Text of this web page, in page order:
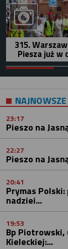
315.
Piesza już w
NAJNOWSZE
23:17
Pieszo na
22:27
Pieszo na
20:41
Prymas
nadziei...
19:53
Bp
Kieleckiej:...